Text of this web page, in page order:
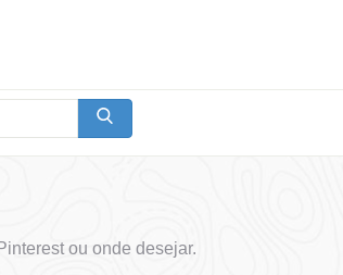
ou onde desejar.